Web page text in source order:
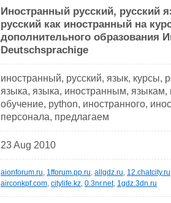
Иностранный русский, русский
русский как иностранный на
дополнительного образования
Deutschsprachige
иностранный, русский, язык, курсы,
языка, языка, иностранным, языкам,
обучение, python, иностранного,
персонала, предлагаем
23 Aug 2010
aionforum.ru, 1fforum.pp.ru, allgdz.ru, 12.chatcity.ru
airconkpf.com, citylife.kz, 0.3nr.net, 1gdz.3dn.ru